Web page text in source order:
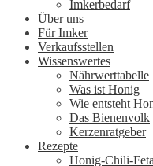
Imkerbedarf
Über uns
Für Imker
Verkaufsstellen
Wissenswertes
Nährwerttabelle
Was ist Honig
Wie entsteht
Das Bienenvolk
Kerzenratgeber
Rezepte
Honig-Chili-